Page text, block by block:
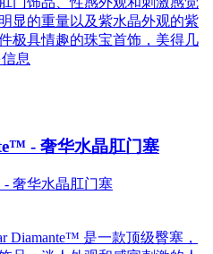
显的重量以及紫水晶外观的紫
极具情趣的珠宝首饰，美得几
息
- 奢华水晶肛门塞
Diamante™ 是一款顶级臀塞，